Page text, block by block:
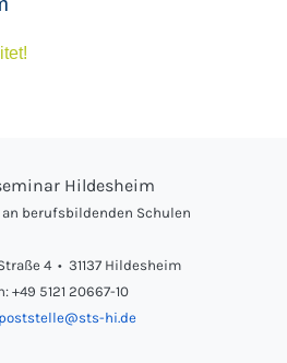
Hildesheim
berufsbildenden Schulen
4 • 31137 Hildesheim
+49 5121 20667-10
poststelle@sts-hi.de